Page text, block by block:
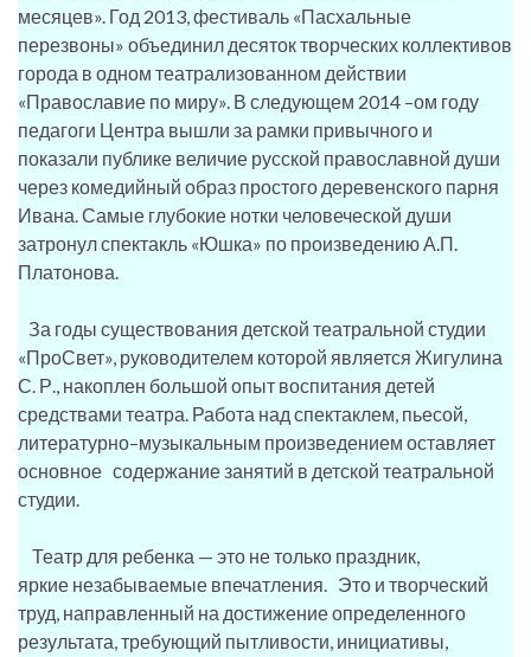
месяцев». Год 2013, фестиваль «Пасхальные
перезвоны» объединил десяток творческих коллективов
города в одном театрализованном действии
«Православие по миру». В следующем 2014 –ом году
педагоги Центра вышли за рамки привычного и
показали публике величие русской православной души
через комедийный образ простого деревенского парня
Ивана. Самые глубокие нотки человеческой души
затронул спектакль «Юшка» по произведению А.П.
Платонова.
За годы существования детской театральной студии
«ПроСвет», руководителем которой является Жигулина
С. Р., накоплен большой опыт воспитания детей
средствами театра. Работа над спектаклем, пьесой,
литературно–музыкальным произведением оставляет
основное содержание занятий в детской театральной
студии.
Театр для ребенка — это не только праздник,
яркие незабываемые впечатления. Это и творческий
труд, направленный на достижение определенного
результата, требующий пытливости, инициативы,